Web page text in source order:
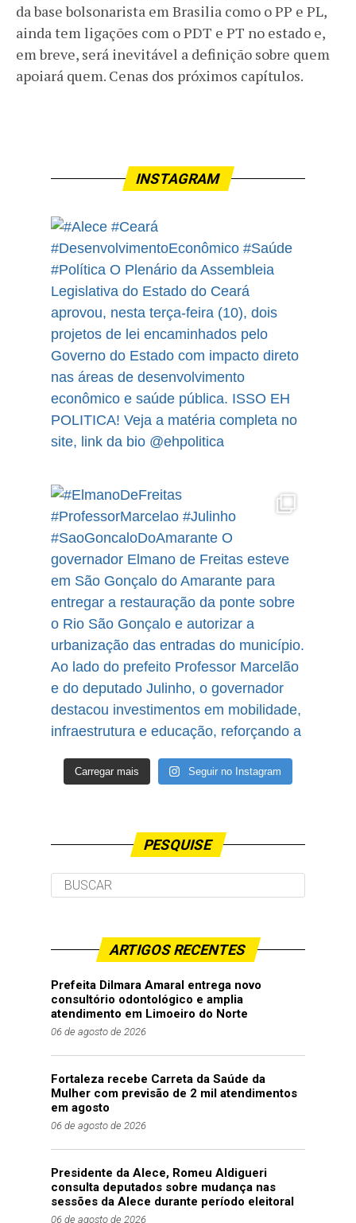
da base bolsonarista em Brasilia como o PP e PL,
ainda tem ligações com o PDT e PT no estado e,
em breve, será inevitável a definição sobre quem
apoiará quem. Cenas dos próximos capítulos.
INSTAGRAM
Carregar mais Seguir no Instagram
PESQUISE
ARTIGOS RECENTES
Prefeita Dilmara Amaral entrega novo
consultório odontológico e amplia
atendimento em Limoeiro do Norte
06 de agosto de 2026
Fortaleza recebe Carreta da Saúde da
Mulher com previsão de 2 mil atendimentos
em agosto
06 de agosto de 2026
Presidente da Alece, Romeu Aldigueri
consulta deputados sobre mudança nas
sessões da Alece durante período eleitoral
06 de agosto de 2026